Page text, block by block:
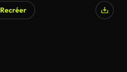
Recréer